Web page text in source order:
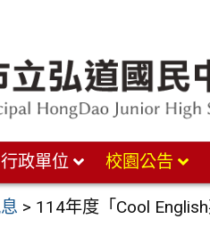
行政單位 校園公告
> 114年度「Cool